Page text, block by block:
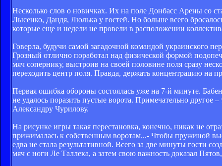
Несколько слов о новичках. Их на поле Донбасс Арены со
Лысенко, Дандя, Люлька у гостей. Но больше всего
которые еще и недели не провели в расположении
Говерла, будучи самой загадочной командой украинского
Грозный отлично поработал над физической формой
мяч сопернику, выстроив на своей половине поля сразу
переходить центр поля. Правда, держать концентрацию на
Первая ошибка обороны состоялась уже на 7-й минуте.
не удалось поразить пустые ворота. Примечательно
Александру Чурилову.
На рисунке игры такая перестановка, конечно, никак не
прижималась к собственным воротам...- Чтобы пружиной
едва не стала результативной. Всего за две минуты гости
мяч с ноги Ле Таллека, а затем свою важность доказал